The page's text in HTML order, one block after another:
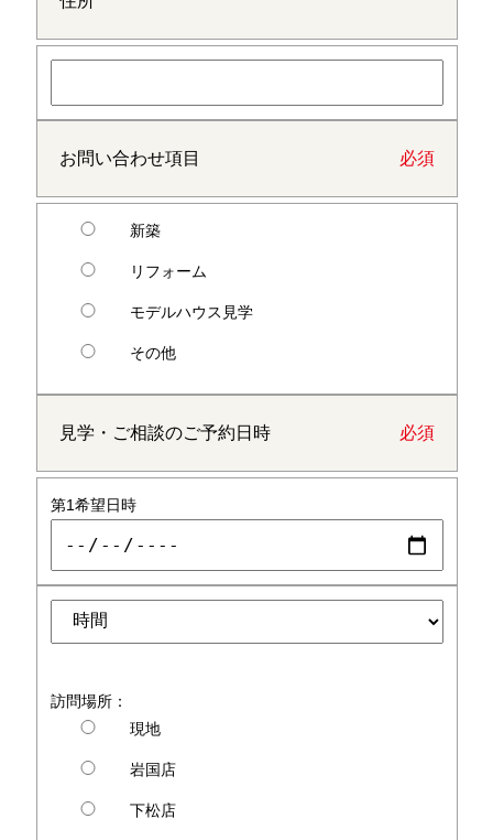
お問い合わせ項目 必須
新築
リフォーム
モデルハウス見学
その他
見学・ご相談のご予約日時 必須
第1希望日時
訪問場所：
現地
岩国店
下松店